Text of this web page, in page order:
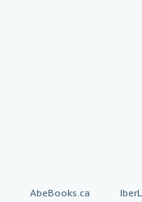
AbeBooks.ca